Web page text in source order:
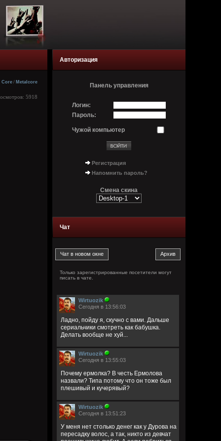
Core / Metalcore
5918
Авторизация
Панель управления
Логин:
Пароль:
Чужой компьютер
Регистрация
Напомнить пароль?
Смена скина
Чат
Только зарегистрированные посетители могут
писать в чате.
Wirtuozik
Сегодня в 13:56:03
Ладно, пойду я, скучно с вами. Дальше
сериальчики смотреть как бабушка.
Делать вообще не хуй...
Wirtuozik
Сегодня в 13:55:03
Почему ермолка? В честь Ермолова
назвали? Типа потому что он тоже был
плешивый и кучерявый?
Wirtuozik
Сегодня в 13:51:23
У меня нет столько денег как у Дурова на
пересадку волос, а так, никто из девчат